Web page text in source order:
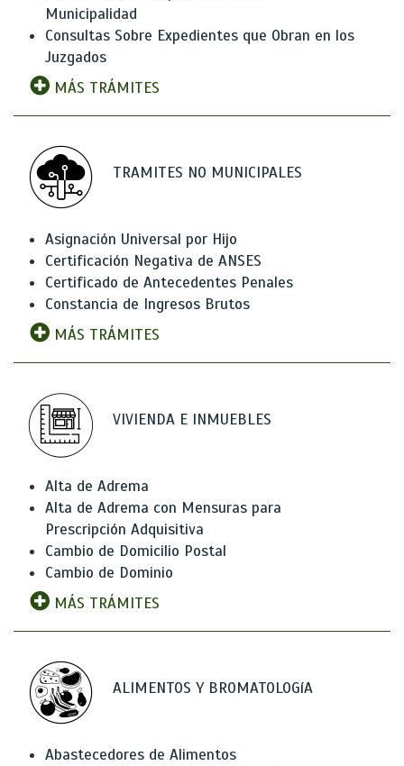
Municipalidad
Consultas Sobre Expedientes que Obran en los
Juzgados
MÁS TRÁMITES
TRAMITES NO MUNICIPALES
Asignación Universal por Hijo
Certificación Negativa de ANSES
Certificado de Antecedentes Penales
Constancia de Ingresos Brutos
MÁS TRÁMITES
VIVIENDA E INMUEBLES
Alta de Adrema
Alta de Adrema con Mensuras para
Prescripción Adquisitiva
Cambio de Domicilio Postal
Cambio de Dominio
MÁS TRÁMITES
ALIMENTOS Y BROMATOLOGíA
Abastecedores de Alimentos